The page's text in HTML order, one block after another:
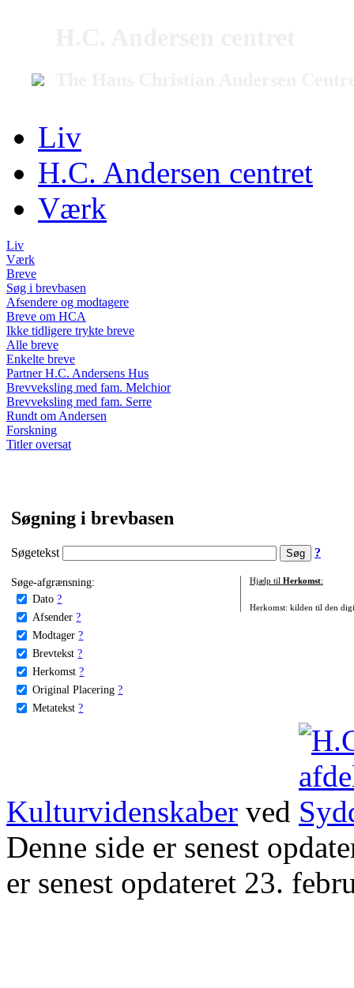
Liv
H.C. Andersen centret
Værk
Liv
Værk
Breve
Søg i brevbasen
Afsendere og modtagere
Breve om HCA
Ikke tidligere trykte breve
Alle breve
Enkelte breve
Partner H.C. Andersens Hus
Brevveksling med fam. Melchior
Brevveksling med fam. Serre
Rundt om Andersen
Forskning
Titler oversat
Søgning i brevbasen
Søgetekst ?
Søge-afgrænsning:
Dato ?
Afsender ?
Modtager ?
Brevtekst ?
Herkomst ?
Original Placering ?
Metatekst ?
Hjælp til Herkomst:
Herkomst: kilden til den
Kulturvidenskaber ved
Denne side er senest
er senest opdateret 23.